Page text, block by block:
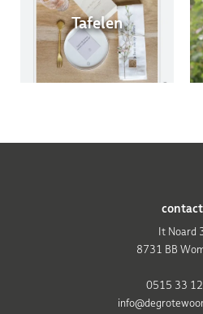
Tafelen
contact
It Noard
8731 BB
0515 33